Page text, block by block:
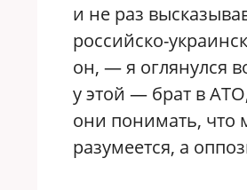
и не раз
российско-
он, — я оглянулся
у этой — брат в
они понимать, что
разумеется, а